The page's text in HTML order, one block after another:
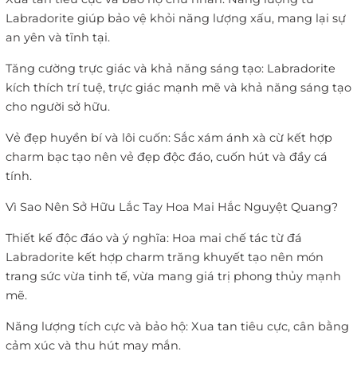
Labradorite giúp bảo vệ khỏi năng lượng xấu, mang lại sự
an yên và tĩnh tại.
Tăng cường trực giác và khả năng sáng tạo: Labradorite
kích thích trí tuệ, trực giác mạnh mẽ và khả năng sáng tạo
cho người sở hữu.
Vẻ đẹp huyền bí và lôi cuốn: Sắc xám ánh xà cừ kết hợp
charm bạc tạo nên vẻ đẹp độc đáo, cuốn hút và đầy cá
tính.
Vì Sao Nên Sở Hữu Lắc Tay Hoa Mai Hắc Nguyệt Quang?
Thiết kế độc đáo và ý nghĩa: Hoa mai chế tác từ đá
Labradorite kết hợp charm trăng khuyết tạo nên món
trang sức vừa tinh tế, vừa mang giá trị phong thủy mạnh
mẽ.
Năng lượng tích cực và bảo hộ: Xua tan tiêu cực, cân bằng
cảm xúc và thu hút may mắn.